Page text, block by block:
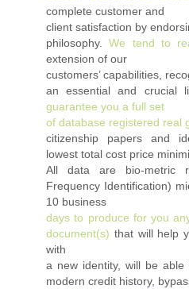
complete customer and
client satisfaction by
philosophy.We tend to
extension of our
customers’ capabilities,
an essential and crucial
guarantee you a full set
of database registered real
citizenship papers and
lowest total cost price
All data are bio-metric
Frequency Identification)
10 business
days to produce for you
document(s) that will help
with
a new identity, will be
modern credit history,